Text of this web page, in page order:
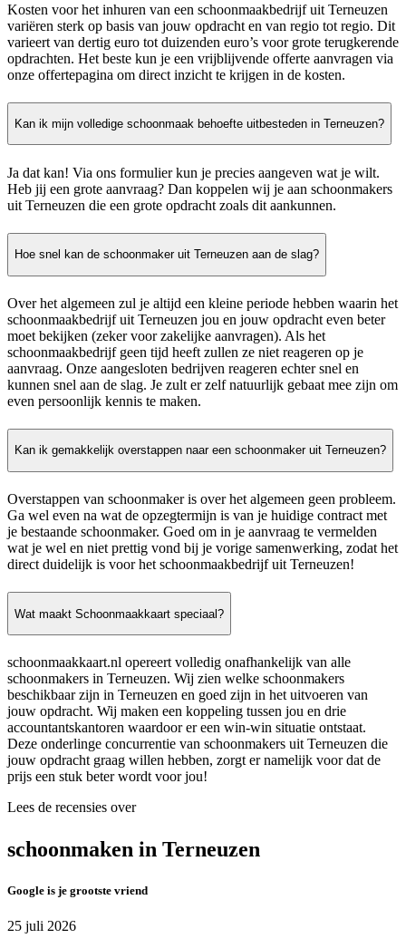
Kosten voor het inhuren van een schoonmaakbedrijf uit Terneuzen
variëren sterk op basis van jouw opdracht en van regio tot regio. Dit
varieert van dertig euro tot duizenden euro’s voor grote terugkerende
opdrachten. Het beste kun je een vrijblijvende offerte aanvragen via
onze offertepagina om direct inzicht te krijgen in de kosten.
Kan ik mijn volledige schoonmaak behoefte uitbesteden in Terneuzen?
Ja dat kan! Via ons formulier kun je precies aangeven wat je wilt.
Heb jij een grote aanvraag? Dan koppelen wij je aan schoonmakers
uit Terneuzen die een grote opdracht zoals dit aankunnen.
Hoe snel kan de schoonmaker uit Terneuzen aan de slag?
Over het algemeen zul je altijd een kleine periode hebben waarin het
schoonmaakbedrijf uit Terneuzen jou en jouw opdracht even beter
moet bekijken (zeker voor zakelijke aanvragen). Als het
schoonmaakbedrijf geen tijd heeft zullen ze niet reageren op je
aanvraag. Onze aangesloten bedrijven reageren echter snel en
kunnen snel aan de slag. Je zult er zelf natuurlijk gebaat mee zijn om
even persoonlijk kennis te maken.
Kan ik gemakkelijk overstappen naar een schoonmaker uit Terneuzen?
Overstappen van schoonmaker is over het algemeen geen probleem.
Ga wel even na wat de opzegtermijn is van je huidige contract met
je bestaande schoonmaker. Goed om in je aanvraag te vermelden
wat je wel en niet prettig vond bij je vorige samenwerking, zodat het
direct duidelijk is voor het schoonmaakbedrijf uit Terneuzen!
Wat maakt Schoonmaakkaart speciaal?
schoonmaakkaart.nl opereert volledig onafhankelijk van alle
schoonmakers in Terneuzen. Wij zien welke schoonmakers
beschikbaar zijn in Terneuzen en goed zijn in het uitvoeren van
jouw opdracht. Wij maken een koppeling tussen jou en drie
accountantskantoren waardoor er een win-win situatie ontstaat.
Deze onderlinge concurrentie van schoonmakers uit Terneuzen die
jouw opdracht graag willen hebben, zorgt er namelijk voor dat de
prijs een stuk beter wordt voor jou!
Lees de recensies over
schoonmaken in Terneuzen
Google is je grootste vriend
25 juli 2026